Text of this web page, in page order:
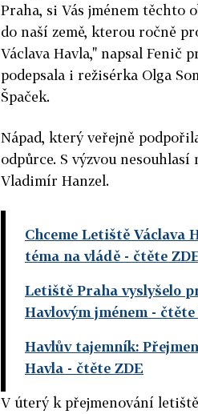
Praha, si Vás jménem těchto
do naší země, kterou ročně
Václava Havla," napsal Fenič
podepsala i režisérka Olga
Špaček.
Nápad, který veřejně
odpůrce. S výzvou
Vladimír Hanzel.
Chceme Letiště
téma na vládě - čtěte
Letiště Praha vyslyšelo
Havlovým jménem - čtěte
Havlův tajemník:
Havla - čtěte ZDE
V úterý k přejmenování